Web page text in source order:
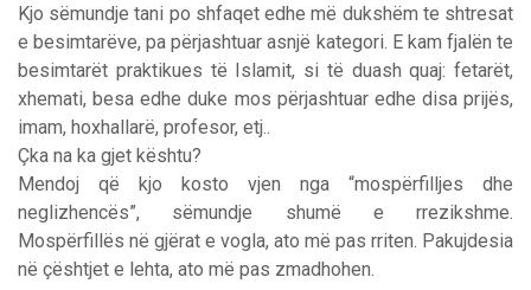
Kjo sëmundje tani po shfaqet edhe më dukshëm te shtresat
e besimtarëve, pa përjashtuar asnjë kategori. E kam fjalën te
besimtarët praktikues të Islamit, si të duash quaj: fetarët,
xhemati, besa edhe duke mos përjashtuar edhe disa prijës,
imam, hoxhallarë, profesor, etj..
Çka na ka gjet kështu?
Mendoj që kjo kosto vjen nga “mospërfilljes dhe
neglizhencës”, sëmundje shumë e rrezikshme.
Mospërfillës në gjërat e vogla, ato më pas rriten. Pakujdesia
në çështjet e lehta, ato më pas zmadhohen.